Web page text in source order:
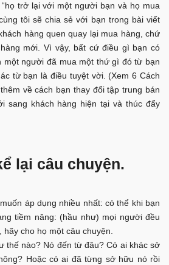
trở lại với một người bạn và họ mua
tôi sẽ chia sẻ với bạn trong bài viết
hàng quen quay lại mua hàng, chứ
mới. Vì vậy, bất cứ điều gì bạn có
một người đã mua một thứ gì đó từ bạn
từ bạn là điều tuyệt vời. (Xem 6 Cách
về cách bạn thay đổi tập trung bán
sang khách hàng hiện tại và thúc đẩy
lại câu chuyện.
áp dụng nhiều nhất: có thể khi bạn
tiềm năng: (hầu như) mọi người đều
hãy cho họ một câu chuyện.
thế nào? Nó đến từ đâu? Có ai khác sở
Hoặc có ai đã từng sở hữu nó rồi